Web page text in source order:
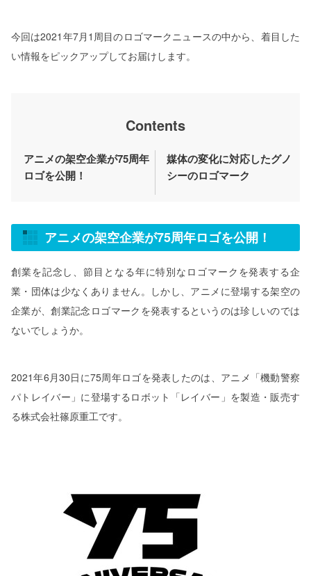
今回は2021年7月1周目のロゴマークニュースの中から、着目した
い情報をピックアップしてお届けします。
Contents
アニメの架空企業が75周年
ロゴを公開！
媒体の変化に対応したグノ
シーのロゴマーク
アニメの架空企業が75周年ロゴを公開！
創業を記念し、節目となる年に特別なロゴマークを発表する企
業・団体は少なくありません。しかし、アニメに登場する架空の
企業が、創業記念ロゴマークを発表するというのは珍しいのでは
ないでしょうか。
2021年6月30日に75周年ロゴを発表したのは、アニメ「機動警察
パトレイバー」に登場するロボット「レイバー」を製造・販売す
る株式会社篠原重工です。